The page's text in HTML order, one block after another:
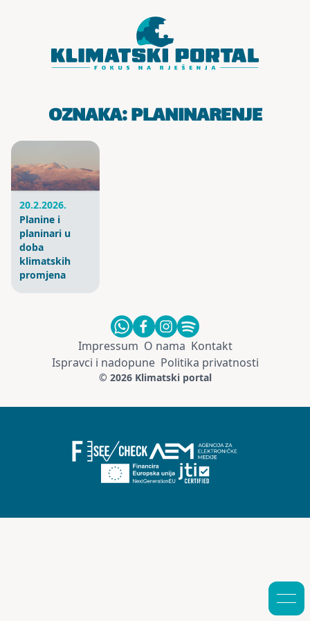
OZNAKA:PLANINARENJE
20.2.2026.
Planine i
planinari u
doba
klimatskih
promjena
Impressum O nama Kontakt
Ispravci i nadopune Politika privatnosti
© 2026 Klimatski portal